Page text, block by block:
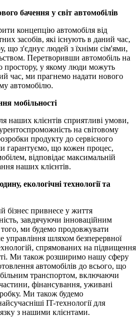
бачення у світ автомобілів
концепцію автомобіля від
засобів, які існують в даний час,
що з'єднує людей з їхніми сім'ями,
Перетворивши автомобіль на
простору, у якому люди можуть
час, ми прагнемо надати нового
автомобілю.
мобільності
наших клієнтів сприятливі умови,
на світовому
продукту до сервісного
гарантуємо, що кожен процес,
відповідає максимальній
наших клієнтів.
екологічні технології та
бізнес привнесе у життя
завдячуючи інноваційним
ми будемо продовжувати
управління шляхом безперервної
спрямованих на підвищення
Ми також розширимо нашу сферу
автомобілів до всього, що
транспортом, включаючи
фінансування, уживані
Ми також будемо
IT-технології для
з нашими клієнтами.